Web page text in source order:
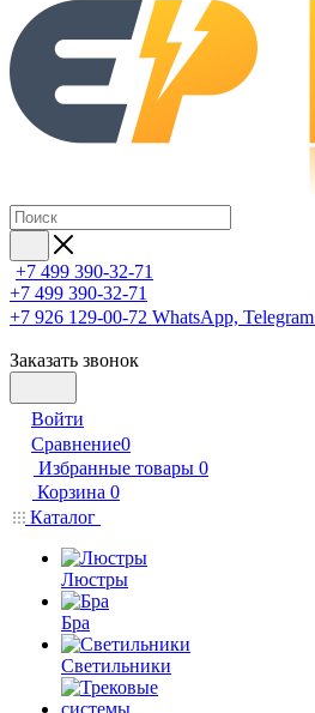
+7 499 390-32-71
+7 499 390-32-71
+7 926 129-00-72 WhatsApp, Telegram
Заказать звонок
Войти
Сравнение0
Избранные товары 0
Корзина 0
Каталог
Люстры
Бра
Светильники